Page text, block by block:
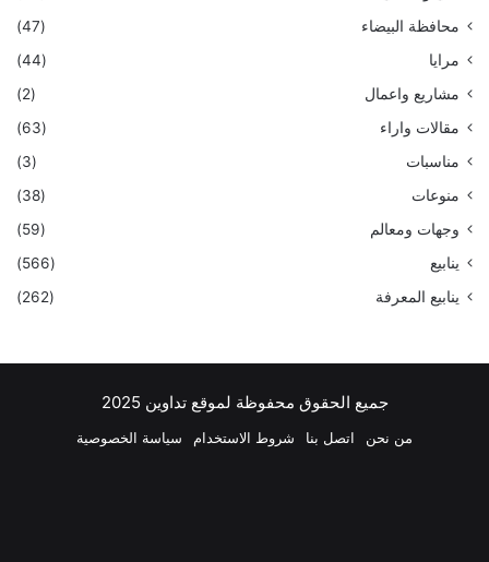
محافظة البيضاء
(47)
مرايا
(44)
مشاريع واعمال
(2)
مقالات واراء
(63)
مناسبات
(3)
منوعات
(38)
وجهات ومعالم
(59)
ينابيع
(566)
ينابيع المعرفة
(262)
جميع الحقوق محفوظة لموقع تداوين 2025
من نحن اتصل بنا شروط الاستخدام سياسة الخصوصية